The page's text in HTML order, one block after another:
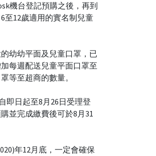
機台登記預購之後，再到
至12歲適用的實名制兒童
幼幼平面及兒童口罩，已
每週配送兒童平面口罩至
等至超商的數量。
即日起至8月26日受理登
並完成繳費後可於8月31
年12月底，一定會確保